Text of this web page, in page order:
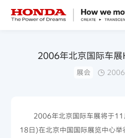
2006年北京国际车
展会
2006年北京国际车展将于11
18日)在北京中国国际展览中心